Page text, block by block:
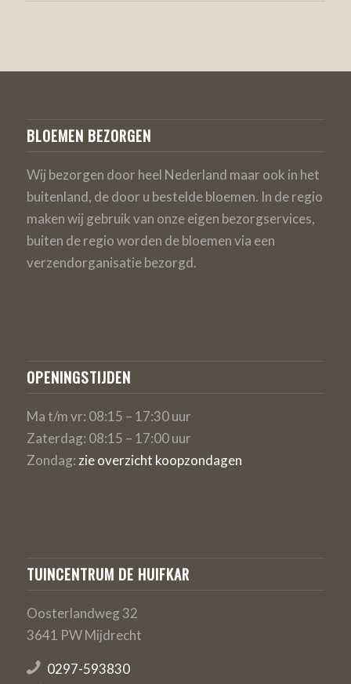
BLOEMEN BEZORGEN
Wij bezorgen door heel Nederland maar ook in het
buitenland, de door u bestelde bloemen. In de regio
maken wij gebruik van onze eigen bezorgservices,
buiten de regio worden de bloemen via een
verzendorganisatie bezorgd.
OPENINGSTIJDEN
Ma t/m vr: 08:15 – 17:30 uur
Zaterdag: 08:15 – 17:00 uur
Zondag: zie overzicht koopzondagen
TUINCENTRUM DE HUIFKAR
Oosterlandweg 32
3641 PW Mijdrecht
0297-593830